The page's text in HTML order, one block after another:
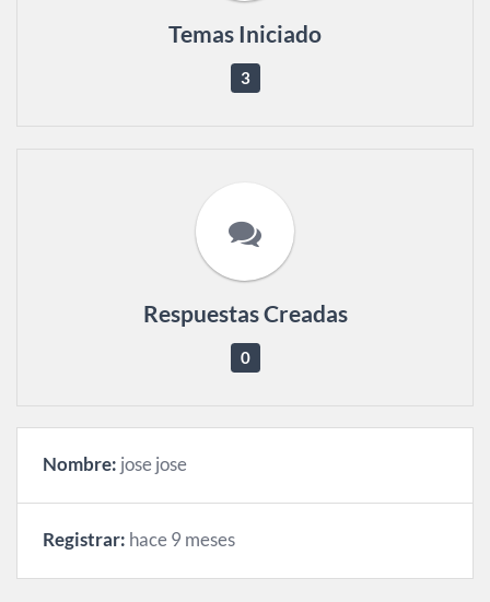
Temas Iniciado
3
Respuestas Creadas
0
Nombre: jose jose
Registrar: hace 9 meses